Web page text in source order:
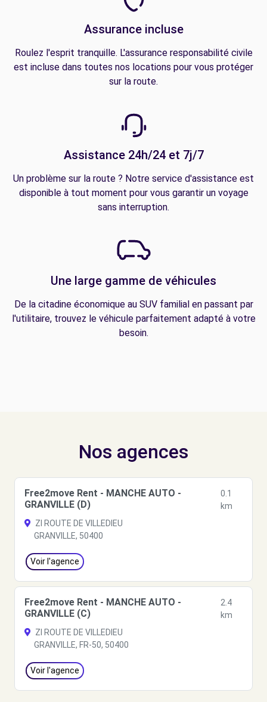
Assurance incluse
Roulez l'esprit tranquille. L'assurance responsabilité civile
est incluse dans toutes nos locations pour vous protéger
sur la route.
Assistance 24h/24 et 7j/7
Un problème sur la route ? Notre service d'assistance est
disponible à tout moment pour vous garantir un voyage
sans interruption.
Une large gamme de véhicules
De la citadine économique au SUV familial en passant par
l'utilitaire, trouvez le véhicule parfaitement adapté à votre
besoin.
Nos agences
Free2move Rent - MANCHE AUTO -
GRANVILLE (D)
0.1
km
ZI ROUTE DE VILLEDIEU
GRANVILLE, 50400
Voir l'agence
Free2move Rent - MANCHE AUTO -
GRANVILLE (C)
2.4
km
ZI ROUTE DE VILLEDIEU
GRANVILLE, FR-50, 50400
Voir l'agence